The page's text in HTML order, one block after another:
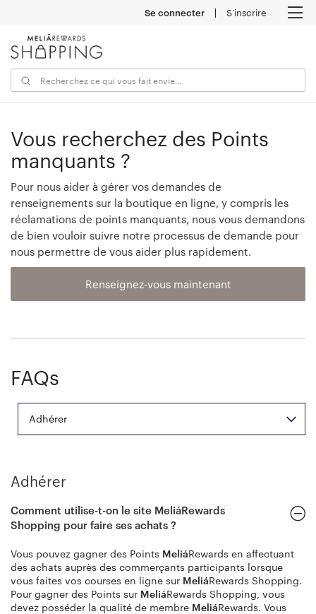
Se connecter S’inscrire
Vous recherchez des Points
manquants ?
Pour nous aider à gérer vos demandes de
renseignements sur la boutique en ligne, y compris les
réclamations de points manquants, nous vous demandons
de bien vouloir suivre notre processus de demande pour
nous permettre de vous aider plus rapidement.
Renseignez-vous maintenant
FAQs
Adhérer
Adhérer
Comment utilise-t-on le site MeliáRewards
Shopping pour faire ses achats ?
Vous pouvez gagner des Points MeliáRewards en affectuant
des achats auprès des commerçants participants lorsque
vous faites vos courses en ligne sur MeliáRewards Shopping.
Pour gagner des Points sur MeliáRewards Shopping, vous
devez posséder la qualité de membre MeliáRewards. Vous